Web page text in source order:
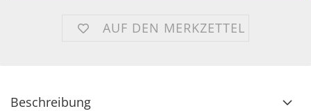
AUF DEN MERKZETTEL
Beschreibung